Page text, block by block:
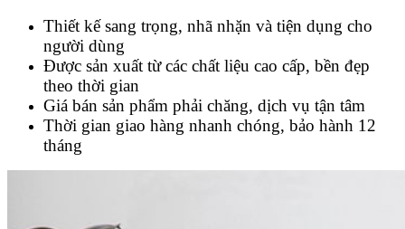
Thiết kế sang trọng, nhã nhặn và tiện dụng cho
người dùng
Được sản xuất từ các chất liệu cao cấp, bền đẹp
theo thời gian
Giá bán sản phẩm phải chăng, dịch vụ tận tâm
Thời gian giao hàng nhanh chóng, bảo hành 12
tháng